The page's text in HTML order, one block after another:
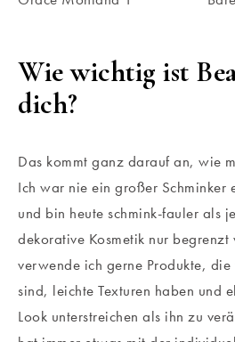
Wie wichtig ist
dich?
Das kommt ganz darauf an, wie
Ich war nie ein großer Schminker
und bin heute schmink-fauler als
dekorative Kosmetik nur
verwende ich gerne Produkte,
sind, leichte Texturen haben und
Look unterstreichen als ihn zu